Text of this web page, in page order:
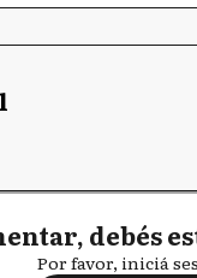
debés
Por favor, iniciá